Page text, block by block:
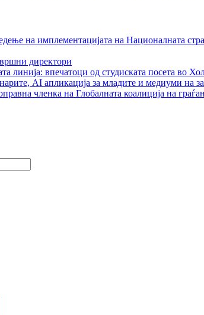
на имплементацијата на Националната
директори
линија: впечатоци од студиската посета во
AI апликација за младите и медиуми на
членка на Глобалната коалиција на